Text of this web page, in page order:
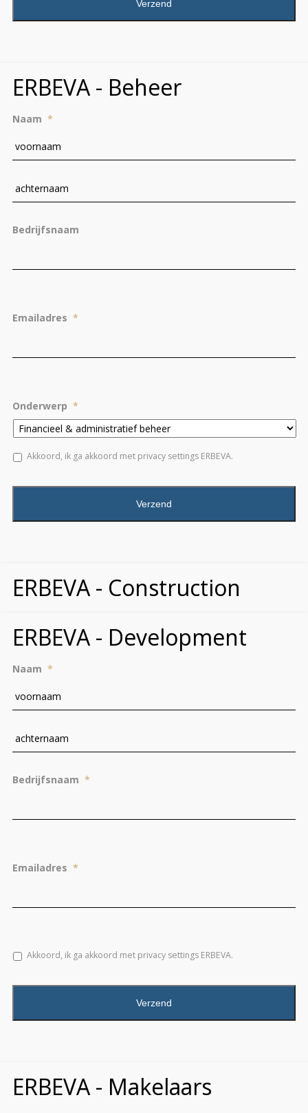
ERBEVA - Beheer
Naam *
Bedrijfsnaam
Emailadres *
Onderwerp *
* Akkoord, ik ga akkoord met privacy settings ERBEVA.
ERBEVA - Construction
ERBEVA - Development
Naam *
Bedrijfsnaam *
Emailadres *
* Akkoord, ik ga akkoord met privacy settings ERBEVA.
ERBEVA - Makelaars